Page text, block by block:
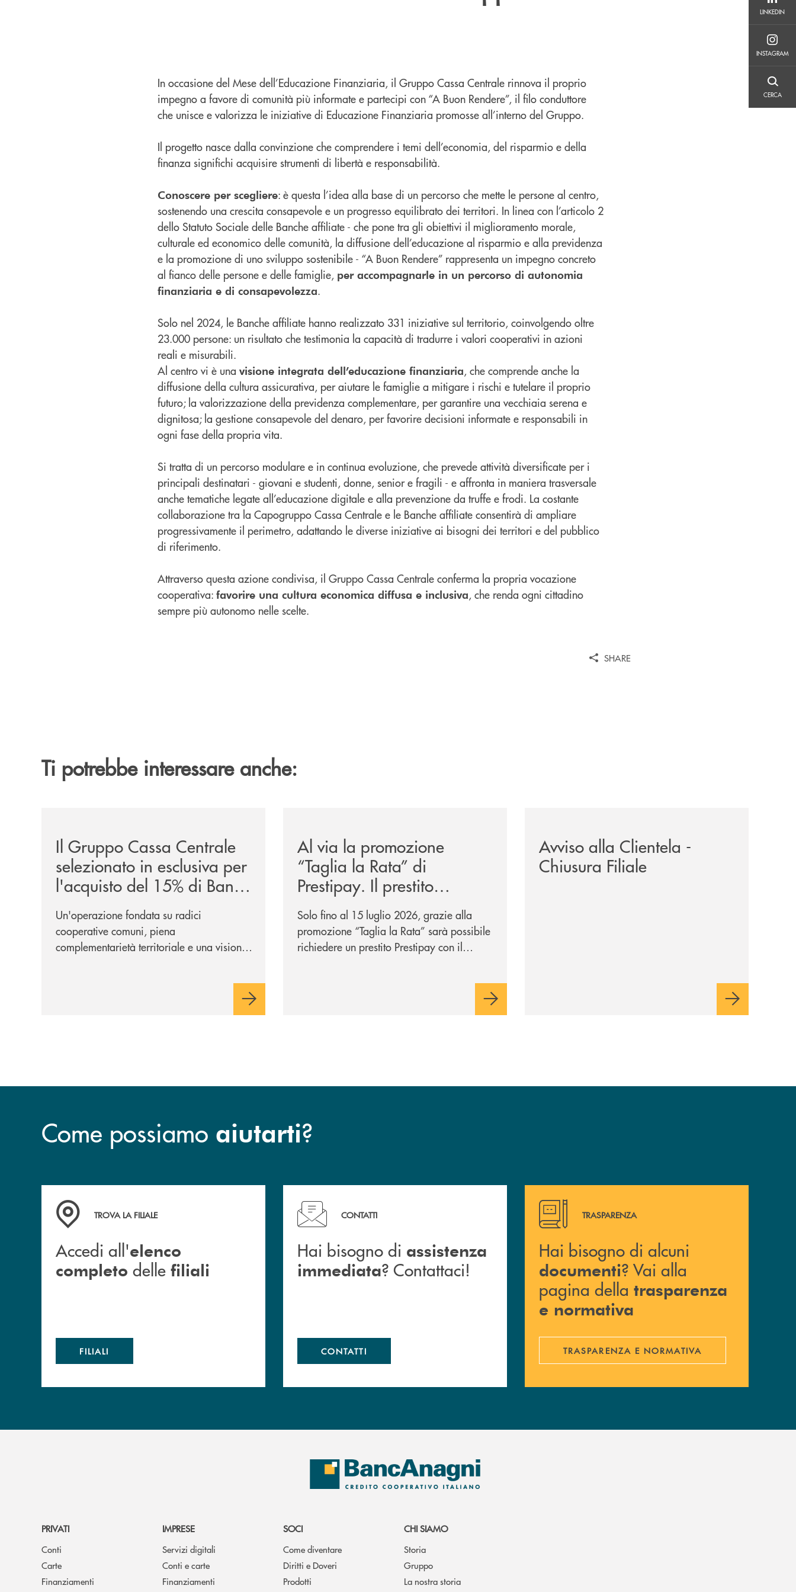
LINKEDIN
INSTAGRAM
CERCA
In occasione del Mese dell’Educazione Finanziaria, il Gruppo Cassa Centrale rinnova il proprio
impegno a favore di comunità più informate e partecipi con “A Buon Rendere”, il filo conduttore
che unisce e valorizza le iniziative di Educazione Finanziaria promosse all’interno del Gruppo.
Il progetto nasce dalla convinzione che comprendere i temi dell’economia, del risparmio e della
finanza significhi acquisire strumenti di libertà e responsabilità.
Conoscere per scegliere: è questa l’idea alla base di un percorso che mette le persone al centro,
sostenendo una crescita consapevole e un progresso equilibrato dei territori. In linea con l’articolo 2
dello Statuto Sociale delle Banche affiliate - che pone tra gli obiettivi il miglioramento morale,
culturale ed economico delle comunità, la diffusione dell’educazione al risparmio e alla previdenza
e la promozione di uno sviluppo sostenibile - “A Buon Rendere” rappresenta un impegno concreto
al fianco delle persone e delle famiglie, per accompagnarle in un percorso di autonomia
finanziaria e di consapevolezza.
Solo nel 2024, le Banche affiliate hanno realizzato 331 iniziative sul territorio, coinvolgendo oltre
23.000 persone: un risultato che testimonia la capacità di tradurre i valori cooperativi in azioni
reali e misurabili.
Al centro vi è una visione integrata dell’educazione finanziaria, che comprende anche la
diffusione della cultura assicurativa, per aiutare le famiglie a mitigare i rischi e tutelare il proprio
futuro; la valorizzazione della previdenza complementare, per garantire una vecchiaia serena e
dignitosa; la gestione consapevole del denaro, per favorire decisioni informate e responsabili in
ogni fase della propria vita.
Si tratta di un percorso modulare e in continua evoluzione, che prevede attività diversificate per i
principali destinatari - giovani e studenti, donne, senior e fragili - e affronta in maniera trasversale
anche tematiche legate all’educazione digitale e alla prevenzione da truffe e frodi. La costante
collaborazione tra la Capogruppo Cassa Centrale e le Banche affiliate consentirà di ampliare
progressivamente il perimetro, adattando le diverse iniziative ai bisogni dei territori e del pubblico
di riferimento.
Attraverso questa azione condivisa, il Gruppo Cassa Centrale conferma la propria vocazione
cooperativa: favorire una cultura economica diffusa e inclusiva, che renda ogni cittadino
sempre più autonomo nelle scelte.
SHARE
Ti potrebbe interessare anche:
Il Gruppo Cassa Centrale
selezionato in esclusiva per
l'acquisto del 15% di Banca
Cambiano 1884
Un'operazione fondata su radici
cooperative comuni, piena
complementarietà territoriale e una visione
Al via la promozione
“Taglia la Rata” di
Prestipay. Il prestito
personale che si fa in due
per te!
Solo fino al 15 luglio 2026, grazie alla
promozione “Taglia la Rata” sarà possibile
richiedere un prestito Prestipay con il
Avviso alla Clientela -
Chiusura Filiale
Come possiamo aiutarti?
Accedi all' elenco completo delle filiali
TROVA LA FILIALE
Accedi all'elenco
completo delle filiali
FILIALI
Hai bisogno di assistenza immediata ? Contattaci!
CONTATTI
Hai bisogno di assistenza
immediata? Contattaci!
CONTATTI
Hai bisogno di alcuni documenti ? Vai alla pagina della
TRASPARENZA
Hai bisogno di alcuni
documenti? Vai alla
pagina della trasparenza
e normativa
TRASPARENZA E NORMATIVA
PRIVATI
Conti
Carte
Finanziamenti
IMPRESE
Servizi digitali
Conti e carte
Finanziamenti
SOCI
Come diventare
Diritti e Doveri
Prodotti
CHI SIAMO
Storia
Gruppo
La nostra storia